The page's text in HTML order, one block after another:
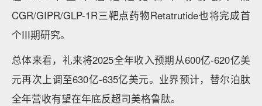
CGR/GIPR/GLP-1R三靶点药物Retatrutide也将完成首
个III期研究。
总体来看，礼来将2025全年收入预期从600亿-620亿美
元再次上调至630亿-635亿美元。业界预计，替尔泊肽
全年营收有望在年底反超司美格鲁肽。